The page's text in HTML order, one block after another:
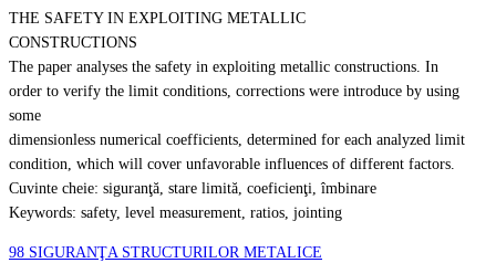
THE SAFETY IN EXPLOITING METALLIC
CONSTRUCTIONS
The paper analyses the safety in exploiting metallic constructions. In
order to verify the limit conditions, corrections were introduce by using
some
dimensionless numerical coefficients, determined for each analyzed limit
condition, which will cover unfavorable influences of different factors.
Cuvinte cheie: siguranţă, stare limită, coeficienţi, îmbinare
Keywords: safety, level measurement, ratios, jointing
98 SIGURANŢA STRUCTURILOR METALICE